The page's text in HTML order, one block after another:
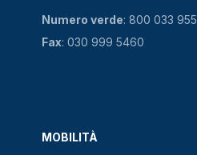
MOBILITÀ
Numero verde: 800 033 955
Fax: 030 999 5460